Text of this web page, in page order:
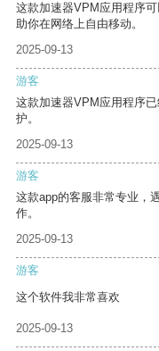
这款加速器VPM应用程序
助你在网络上自由移动。
2025-09-13
游客
这款加速器VPM应用程序
护。
2025-09-13
游客
这款app的客服非常专业，
作。
2025-09-13
游客
这个软件我非常喜欢
2025-09-13